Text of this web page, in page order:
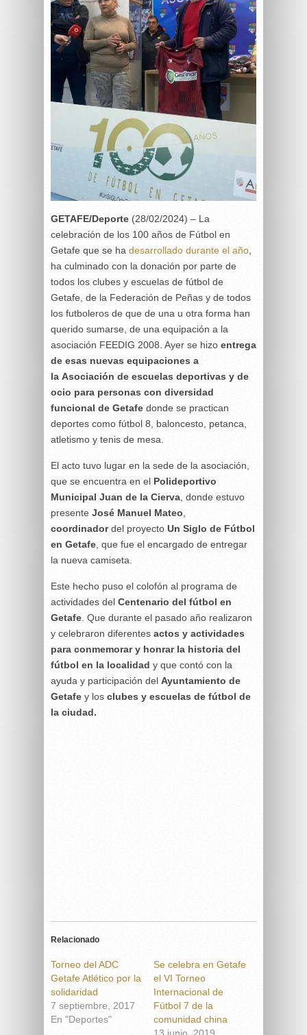
GETAFE/Deporte (28/02/2024) – La
celebración de los 100 años de Fútbol en
Getafe que se ha desarrollado durante el año
ha culminado con la donación por parte de
todos los clubes y escuelas de fútbol de
Getafe, de la Federación de Peñas y de todos
los futboleros de que de una u otra forma han
querido sumarse, de una equipación a la
asociación FEEDIG 2008. Ayer se hizo entrega
de esas nuevas equipaciones a
la Asociación de escuelas deportivas y de
ocio para personas con diversidad
funcional de Getafe donde se practican
deportes como fútbol 8, baloncesto, petanca,
atletismo y tenis de mesa.
El acto tuvo lugar en la sede de la asociación,
que se encuentra en el Polideportivo
Municipal Juan de la Cierva , donde estuvo
presente José Manuel Mateo
coordinadordel proyecto Un Siglo de Fútbol
en Getafe , que fue el encargado de entregar
la nueva camiseta.
Este hecho puso el colofón al programa de
actividades del Centenario del fútbol en
Getafe . Que durante el pasado año realizaron
y celebraron diferentes actos y actividades
para conmemorar y honrar la historia del
fútbol en la localidad y que contó con la
ayuda y participación del Ayuntamiento de
Getafe y los clubes y escuelas de fútbol de
la ciudad.
Relacionado
Torneo del ADC
Getafe Atlético por la
solidaridad
7 septiembre, 2017
En "Deportes"
Se celebra en Getafe
el VI Torneo
Internacional de
Fútbol 7 de la
comunidad china